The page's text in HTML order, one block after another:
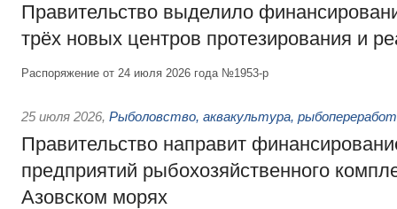
Правительство выделило
трёх новых центров протезирования и
Распоряжение от 24 июля 2026 года №1953-р
25 июля 2026, Рыболовство, аквакультура,
Правительство направит
предприятий рыбохозяйственного
Азовском морях